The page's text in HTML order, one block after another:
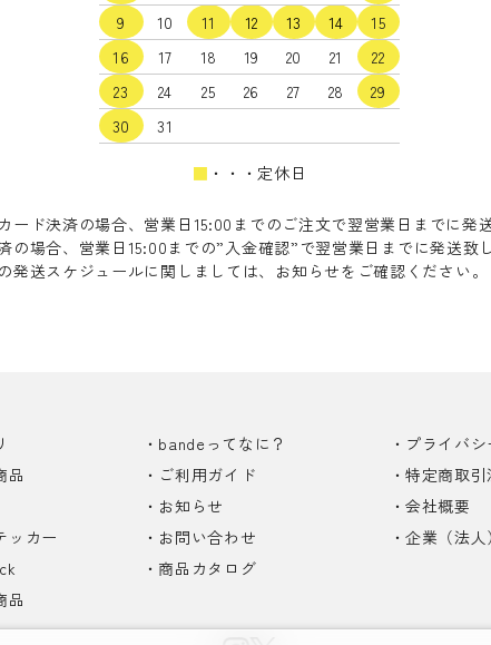
9
10 11 12 13 14
15
16
17 18 19 20 21
22
23
24 25 26 27 28
29
30
31
■ ・・・定休日
ード決済の場合、営業日15:00までのご注文で翌営業日までに発
の場合、営業日15:00までの”入金確認”で翌営業日までに発送致し
発送スケジュールに関しましては、お知らせをご確認ください。
品
ッカー
品
bandeってなに？
ご利用ガイド
お知らせ
お問い合わせ
商品カタログ
プライバ
特定商取
会社概要
企業（法